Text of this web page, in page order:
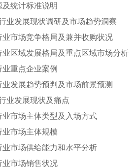
及统计标准说明
业发展现状调研及市场趋势洞察
业市场竞争格局及兼并收购状况
业区域发展格局及重点区域市场分析
重点企业案例
业发展趋势预判及市场前景预测
业发展现状及痛点
业市场主体类型及入场方式
业市场主体规模
业市场供给能力和水平分析
业市场销售状况